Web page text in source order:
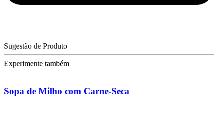
Sugestão de Produto
Experimente também
Sopa de Milho com Carne-Seca